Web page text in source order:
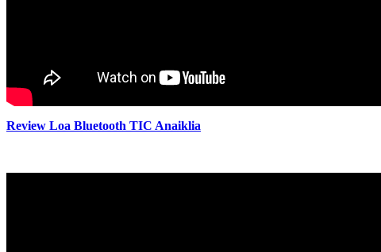
Review Loa Bluetooth TIC Anaiklia